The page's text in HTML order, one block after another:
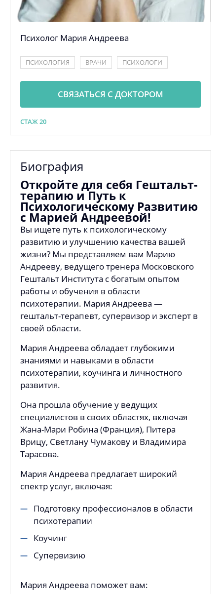
Психолог Мария Андреева
ПСИХОЛОГИЯ ВРАЧИ ПСИХОЛОГИ
СВЯЗАТЬСЯ С ДОКТОРОМ
СТАЖ 20
Биография
Откройте для себя Гештальт-
терапию и Путь к
Психологическому Развитию
с Марией Андреевой!
Вы ищете путь к психологическому
развитию и улучшению качества вашей
жизни? Мы представляем вам Марию
Андрееву, ведущего тренера Московского
Гештальт Института с богатым опытом
работы и обучения в области
психотерапии. Мария Андреева —
гештальт-терапевт, супервизор и эксперт в
своей области.
Мария Андреева обладает глубокими
знаниями и навыками в области
психотерапии, коучинга и личностного
развития.
Она прошла обучение у ведущих
специалистов в своих областях, включая
Жана-Мари Робина (Франция), Питера
Врицу, Светлану Чумакову и Владимира
Тарасова.
Мария Андреева предлагает широкий
спектр услуг, включая:
Подготовку профессионалов в области
психотерапии
Коучинг
Супервизию
Мария Андреева поможет вам: